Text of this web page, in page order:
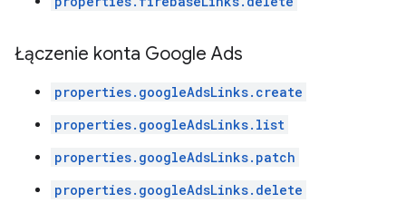
Łączenie konta Google Ads
properties.googleAdsLinks.create
properties.googleAdsLinks.list
properties.googleAdsLinks.patch
properties.googleAdsLinks.delete